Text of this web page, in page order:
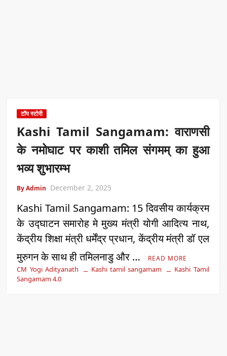
टॉप स्टोरी
Kashi Tamil Sangamam: वाराणसी
के नमोघाट पर काशी तमिल संगमम् का हुआ
भव्य शुभारम्भ
By Admin December 2, 2025
Kashi Tamil Sangamam: 15 दिवसीय कार्यक्रम
के उद्घाटन समारोह मे मुख्य मंत्री योगी आदित्य नाथ,
केंद्रीय शिक्षा मंत्री धर्मेंद्र प्रधान, केंद्रीय मंत्री डॉ एल
मुरुगन के साथ ही तमिलनाडु और …
READ MORE
CM Yogi Adityanath Kashi tamil sangamam
Kashi Tamil
Sangamam 4.0